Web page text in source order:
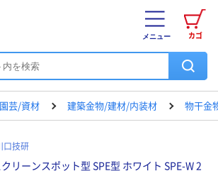
カゴ
メニュー
芸/資材 建築金物/建材/内装材 物干金
口技研
リーンスポット型 SPE型 ホワイト SPE-W 2